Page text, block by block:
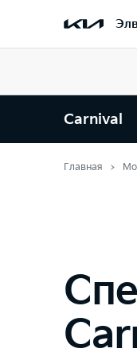
Carnival
Главная